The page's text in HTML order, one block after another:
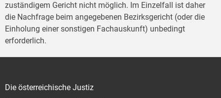
zuständigem Gericht nicht möglich. Im Einzelfall ist daher
die Nachfrage beim angegebenen Bezirksgericht (oder die
Einholung einer sonstigen Fachauskunft) unbedingt
erforderlich.
Die österreichische Justiz